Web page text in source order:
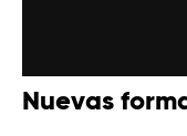
Nuevas